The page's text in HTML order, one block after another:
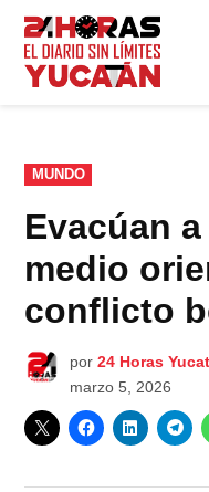
Saltar
contenido
PUBLICADO
EN
MUNDO
Evacúan
medio
conflicto
por 24 Horas
marzo 5, 2026